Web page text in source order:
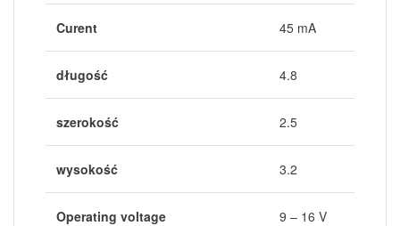
Curent 45 mA
długość 4.8
szerokość 2.5
wysokość 3.2
Operating voltage 9 – 16 V